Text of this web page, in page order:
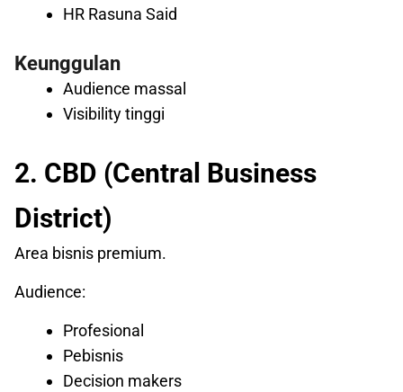
HR Rasuna Said
Keunggulan
Audience massal
Visibility tinggi
2. CBD (Central Business
District)
Area bisnis premium.
Audience:
Profesional
Pebisnis
Decision makers